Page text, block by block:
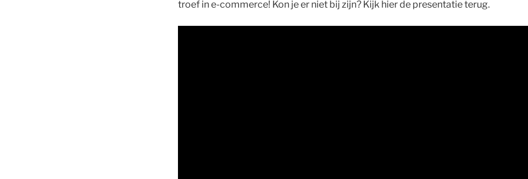
troef in e-commerce! Kon je er niet bij zijn? Kijk hier de presentatie terug.